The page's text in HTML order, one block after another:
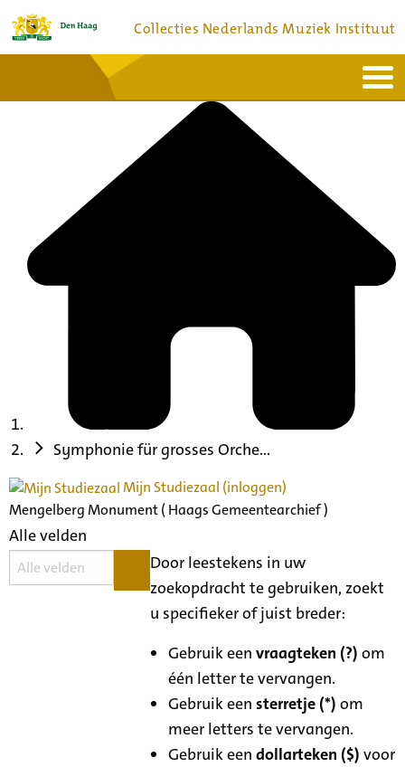
Collecties Nederlands Muziek Instituut
Bronnen en collecties
Symphonie für grosses Orche...
Mijn Studiezaal (inloggen)
Mengelberg Monument ( Haags Gemeentearchief )
Alle velden
Door leestekens in uw
zoekopdracht te gebruiken, zoekt
u specifieker of juist breder:
Gebruik eenvraagteken (?) om
één letter te vervangen.
Gebruik eensterretje (*) om
meer letters te vervangen.
Gebruik eendollarteken ($) voor